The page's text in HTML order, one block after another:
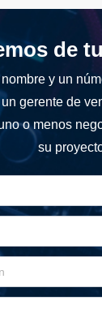
de
nombre y un
gerente de
o menos
su